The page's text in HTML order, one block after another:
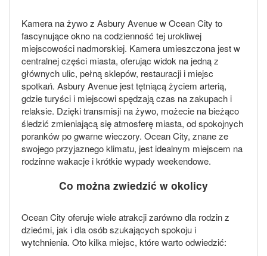
Kamera na żywo z Asbury Avenue w Ocean City to
fascynujące okno na codzienność tej urokliwej
miejscowości nadmorskiej. Kamera umieszczona jest w
centralnej części miasta, oferując widok na jedną z
głównych ulic, pełną sklepów, restauracji i miejsc
spotkań. Asbury Avenue jest tętniącą życiem arterią,
gdzie turyści i miejscowi spędzają czas na zakupach i
relaksie. Dzięki transmisji na żywo, możecie na bieżąco
śledzić zmieniającą się atmosferę miasta, od spokojnych
poranków po gwarne wieczory. Ocean City, znane ze
swojego przyjaznego klimatu, jest idealnym miejscem na
rodzinne wakacje i krótkie wypady weekendowe.
Co można zwiedzić w okolicy
Ocean City oferuje wiele atrakcji zarówno dla rodzin z
dziećmi, jak i dla osób szukających spokoju i
wytchnienia. Oto kilka miejsc, które warto odwiedzić: